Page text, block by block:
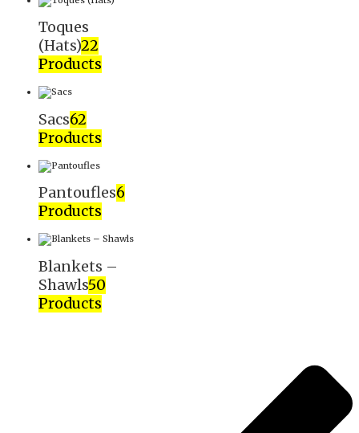
Toques
(Hats)22
Products
Sacs62
Products
Pantoufles6
Products
Blankets –
Shawls50
Products